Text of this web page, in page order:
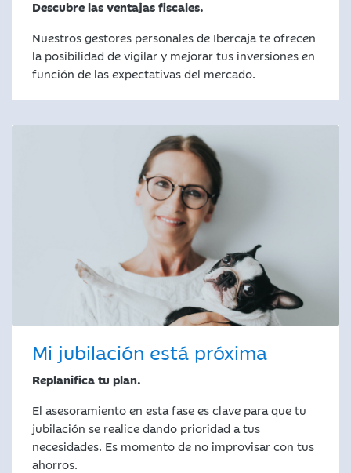
Descubre las ventajas fiscales.
Nuestros gestores personales de Ibercaja te ofrecen
la posibilidad de vigilar y mejorar tus inversiones en
función de las expectativas del mercado.
Mi jubilación está próxima
Replanifica tu plan.
El asesoramiento en esta fase es clave para que tu
jubilación se realice dando prioridad a tus
necesidades. Es momento de no improvisar con tus
ahorros.